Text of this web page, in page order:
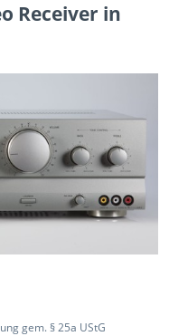
Receiver in
gem. § 25a UStG